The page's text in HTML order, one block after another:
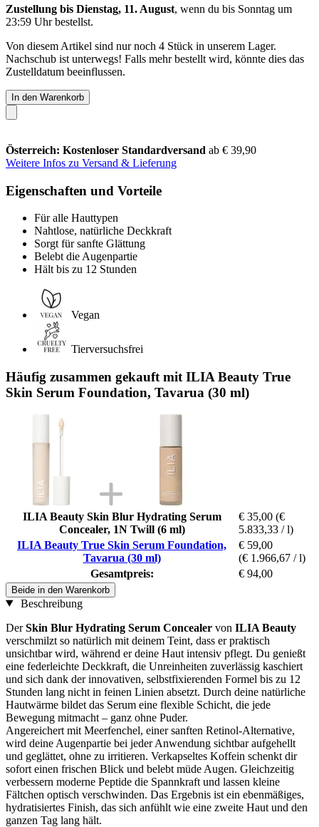
Zustellung bis Dienstag, 11. August, wenn du bis Sonntag um
23:59 Uhrbestellst.
Von diesem Artikel sind nur noch 4 Stück in unserem Lager.
Nachschub ist unterwegs! Falls mehr bestellt wird, könnte dies das
Zustelldatum beeinflussen.
In den Warenkorb
Österreich: Kostenloser Standardversand ab € 39,90
Weitere Infos zu Versand & Lieferung
Eigenschaften und Vorteile
Für alle Hauttypen
Nahtlose, natürliche Deckkraft
Sorgt für sanfte Glättung
Belebt die Augenpartie
Hält bis zu 12 Stunden
Vegan
Tierversuchsfrei
Häufig zusammen gekauft mit ILIA Beauty True
Skin Serum Foundation, Tavarua (30 ml)
ILIA Beauty Skin Blur Hydrating Serum
Concealer, 1N Twill (6 ml)
€ 35,00 (€
5.833,33 / l)
ILIA Beauty True Skin Serum Foundation,
Tavarua (30 ml)
€ 59,00
(€ 1.966,67 / l)
Gesamtpreis:
€ 94,00
Beide in den Warenkorb
Beschreibung
DerSkin Blur Hydrating Serum Concealer von ILIA Beauty
verschmilzt so natürlich mit deinem Teint, dass er praktisch
unsichtbar wird, während er deine Haut intensiv pflegt. Du genießt
eine federleichte Deckkraft, die Unreinheiten zuverlässig kaschiert
und sich dank der innovativen, selbstfixierenden Formel bis zu 12
Stunden lang nicht in feinen Linien absetzt. Durch deine natürliche
Hautwärme bildet das Serum eine flexible Schicht, die jede
Bewegung mitmacht – ganz ohne Puder.
Angereichert mit Meerfenchel, einer sanften Retinol-Alternative,
wird deine Augenpartie bei jeder Anwendung sichtbar aufgehellt
und geglättet, ohne zu irritieren. Verkapseltes Koffein schenkt dir
sofort einen frischen Blick und belebt müde Augen. Gleichzeitig
verbessern moderne Peptide die Spannkraft und lassen kleine
Fältchen optisch verschwinden. Das Ergebnis ist ein ebenmäßiges,
hydratisiertes Finish, das sich anfühlt wie eine zweite Haut und den
ganzen Tag lang hält.